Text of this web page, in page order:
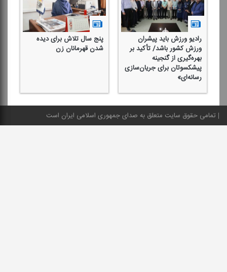
رادیو ورزش باید پیشران
ورزش كشور باشد/ تأكید بر
بهره‌گیری از گنجینه
پیشكسوتان برای جریان‌سازی
رسانه‌ای»
پنج سال تلاش برای دیده
شدن قهرمانان زن
تمامی حقوق سایت متعلق به صدای جمهوری اسلامی ایران است